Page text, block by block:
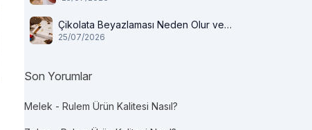
Çikolata Beyazlaması Neden Olur ve
Tüketilir mi?
25/07/2026
Son Yorumlar
Melek - Rulem Ürün Kalitesi Nasıl?